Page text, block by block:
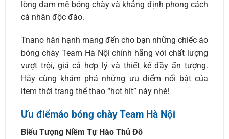
lòng đam mê bóng chày và khẳng định phong cách
cá nhân độc đáo.
Tnano hân hạnh mang đến cho bạn những chiếc áo
bóng chày Team Hà Nội chính hãng với chất lượng
vượt trội, giá cả hợp lý và thiết kế đầy ấn tượng.
Hãy cùng khám phá những ưu điểm nổi bật của
item thời trang thể thao “hot hit” này nhé!
Ưu điểmáo bóng chày Team Hà Nội
Biểu Tượng Niềm Tự Hào Thủ Đô